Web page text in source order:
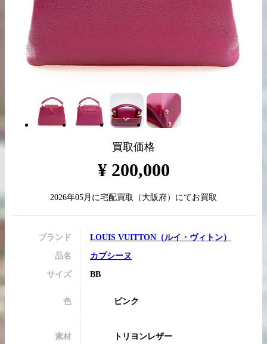
LINE査定
買取実績はこちらから
買取価格
¥ 200,000
2026年05月 に宅配買取 （ 大阪府）にてお買取
ブランド LOUIS VUITTON （ルイ・ヴィトン）
品名 カプシーヌ
サイズ BB
色 ピンク
素材 トリヨンレザー